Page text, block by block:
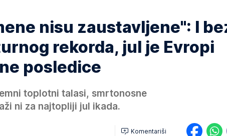
nisu zaustavljene": I
rekorda, jul je Evropi
posledice
toplotni talasi, smrtonosne
ni za najtopliji jul ikada.
Komentariši